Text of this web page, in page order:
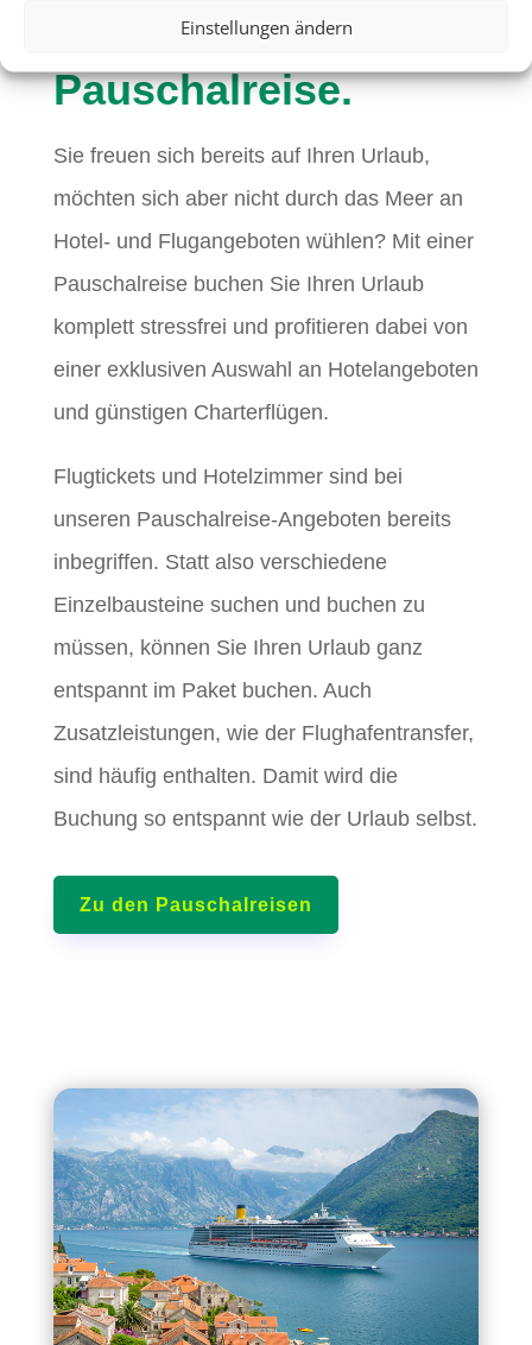
Einstellungen ändern
Sie jetzt eine
Pauschalreise.
Sie freuen sich bereits auf Ihren Urlaub,
möchten sich aber nicht durch das Meer an
Hotel- und Flugangeboten wühlen? Mit einer
Pauschalreise buchen Sie Ihren Urlaub
komplett stressfrei und profitieren dabei von
einer exklusiven Auswahl an Hotelangeboten
und günstigen Charterflügen.
Flugtickets und Hotelzimmer sind bei
unseren Pauschalreise-Angeboten bereits
inbegriffen. Statt also verschiedene
Einzelbausteine suchen und buchen zu
müssen, können Sie Ihren Urlaub ganz
entspannt im Paket buchen. Auch
Zusatzleistungen, wie der Flughafentransfer,
sind häufig enthalten. Damit wird die
Buchung so entspannt wie der Urlaub selbst.
Zu den Pauschalreisen